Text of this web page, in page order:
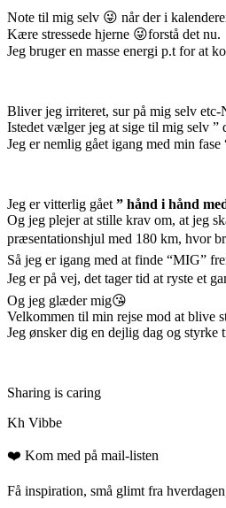
Note til mig selv 😜 når der i
Kære stressede hjerne 😜forstå det nu.
Jeg bruger en masse energi p.t for at
Bliver jeg irriteret, sur på mig selv etc-
Istedet vælger jeg at sige til mig selv
Jeg er nemlig gået igang med min
Jeg er vitterlig gået ” hånd i hånd
Og jeg plejer at stille krav om, at jeg
præsentationshjul med 180 km, hvor
Så jeg er igang med at finde “MIG”
Jeg er på vej, det tager tid at ryste et
Og jeg glæder mig😘
Velkommen til min rejse mod at blive
Jeg ønsker dig en dejlig dag og
Sharing is caring
Kh Vibbe
❤️ Kom med på mail-listen
Få inspiration, små glimt fra